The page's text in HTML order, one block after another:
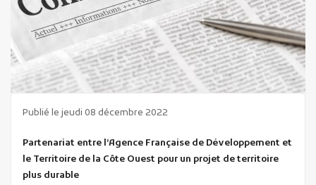
Publié le jeudi 08 décembre 2022
Partenariat entre l’Agence Française de Développement et
le Territoire de la Côte Ouest pour un projet de territoire
plus durable